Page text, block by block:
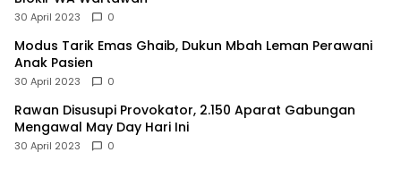
30 April 2023 0
Modus Tarik Emas Ghaib, Dukun Mbah Leman Perawani
Anak Pasien
30 April 2023 0
Rawan Disusupi Provokator, 2.150 Aparat Gabungan
Mengawal May Day Hari Ini
30 April 2023 0